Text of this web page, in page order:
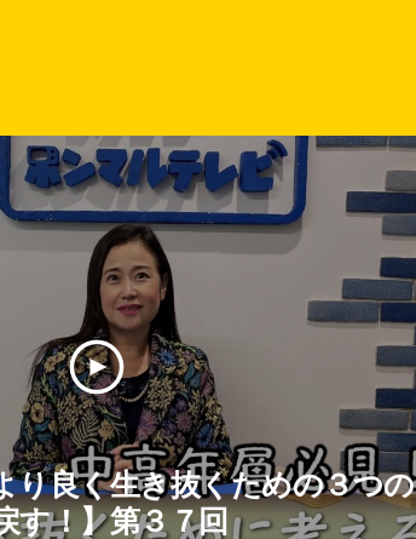
り良く生き抜くための３つの
す！】第３７回